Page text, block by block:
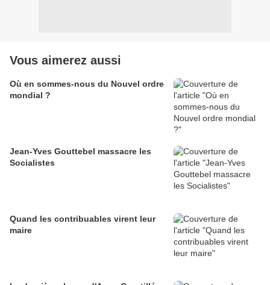
Vous aimerez aussi
Où en sommes-nous du Nouvel ordre
mondial ?
Jean-Yves Gouttebel massacre les
Socialistes
Quand les contribuables virent leur
maire